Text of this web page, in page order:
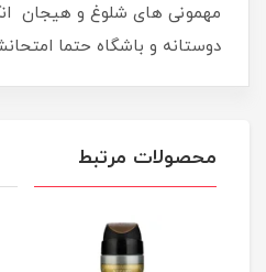
مهمونی های شلوغ و هیجان
دوستانه و باشگاه حتما
محصولات مرتبط